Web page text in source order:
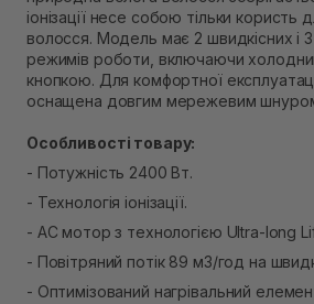
іонізації несе собою тільки користь
волосся. Модель має 2 швидкісних і
режимів роботи, включаючи
кнопкою. Для комфортної
оснащена довгим мережевим
Особливості товару:
- Потужність 2400 Вт.
- Технологія іонізації.
- AC мотор з технологією Ultra-long
- Повітряний потік 89 м3/год на
- Оптимізований нагрівальний